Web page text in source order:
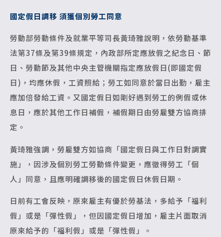
國定假日調移 須獲個別勞工同意
勞動部勞動條件及就業平等司長黃琦雅說明，依勞動基準
法第37條及第39條規定，內政部所定應放假之紀念日、節
日、勞動節及其他中央主管機關指定應放假日(即國定假
日)，均應休假，工資照給；勞工如同意於當日出勤，雇主
應加倍發給工資。又國定假日如剛好遇到勞工的例假或休
息日，應於其他工作日補假，補假期日由勞雇雙方協商排
定。
黃琦雅強調，勞雇雙方如協商「國定假日與工作日對調實
施」，因涉及個別勞工勞動條件變更，應徵得勞工「個
人」同意，且應明確調移後的國定假日休假日期。
日前有工會反映，原來雇主有優於勞基法，多給予「福利
假」或是「彈性假」，但因國定假日增加，雇主片面取消
原來給予的「福利假」或是「彈性假」。